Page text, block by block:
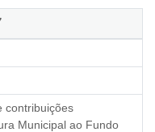
contribuições
Municipal ao Fundo